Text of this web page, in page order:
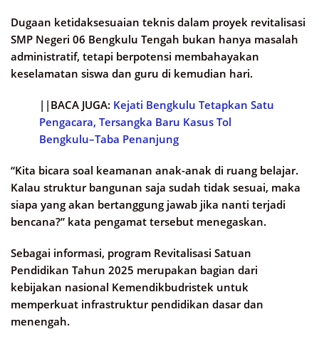
Dugaan ketidaksesuaian teknis dalam proyek revitalisasi
SMP Negeri 06 Bengkulu Tengah bukan hanya masalah
administratif, tetapi berpotensi membahayakan
keselamatan siswa dan guru di kemudian hari.
||BACA JUGA: Kejati Bengkulu Tetapkan Satu
Pengacara, Tersangka Baru Kasus Tol
Bengkulu–Taba Penanjung
“Kita bicara soal keamanan anak-anak di ruang belajar.
Kalau struktur bangunan saja sudah tidak sesuai, maka
siapa yang akan bertanggung jawab jika nanti terjadi
bencana?” kata pengamat tersebut menegaskan.
Sebagai informasi, program Revitalisasi Satuan
Pendidikan Tahun 2025 merupakan bagian dari
kebijakan nasional Kemendikbudristek untuk
memperkuat infrastruktur pendidikan dasar dan
menengah.